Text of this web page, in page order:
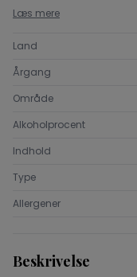
Læs mere
Land
Årgang
Område
Alkoholprocent
Indhold
Type
Allergener
Beskrivelse